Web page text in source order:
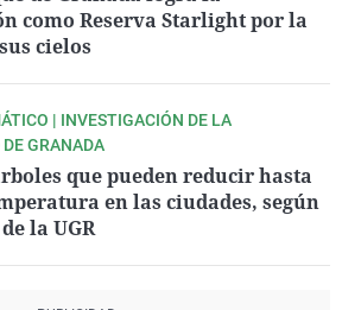
como Reserva Starlight por la
cielos
| INVESTIGACIÓN DE LA
GRANADA
que pueden reducir hasta
en las ciudades, según
la UGR